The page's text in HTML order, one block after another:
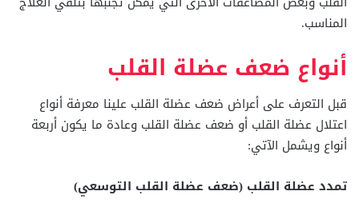
المناسب.
أنواع ضعف عضلة القلب
قبل التعرف على أعراض ضعف عضلة القلب علينا معرفة أنواع
اعتلال عضلة القلب أو ضعف عضلة القلب وعادة ما يكون أربعة
أنواع ويشمل الآتي:
تمدد عضلة القلب (ضعف عضلة القلب التوسعي)